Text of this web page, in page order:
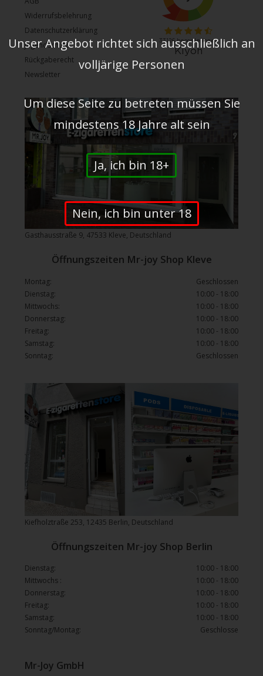
Widerrufsbelehrung
Datenschutzerklärung
Jugendschutz
Rückgaberecht
Newsletter
Mr-Joy GmbH
Gasthausstraße 9, 47533 Kleve, Deutschland
Kiefholztraße 253, 12435 Berlin, Deutschland
Öffnungszeiten Mr-joy Shop Kleve
Montag:
Geschlossen
Dienstag:
10:00 - 18:00
Mittwochs:
10:00 - 18:00
Donnerstag:
10:00 - 18:00
Freitag:
10:00 - 18:00
Samstag:
10:00 - 18:00
Sonntag:
Geschlossen
Öffnungszeiten Mr-joy Shop Berlin
Dienstag:
10:00 - 18:00
Mittwochs :
10:00 - 18:00
Donnerstag:
10:00 - 18:00
Freitag:
10:00 - 18:00
Samstag:
10:00 - 18:00
Sonntag/Montag:
Geschlosse
Unser Angebot richtet sich ausschließlich an
volljärige Personen
Um diese Seite zu betreten müssen Sie
mindestens 18 Jahre alt sein
Ja, ich bin 18+
Nein, ich bin unter 18